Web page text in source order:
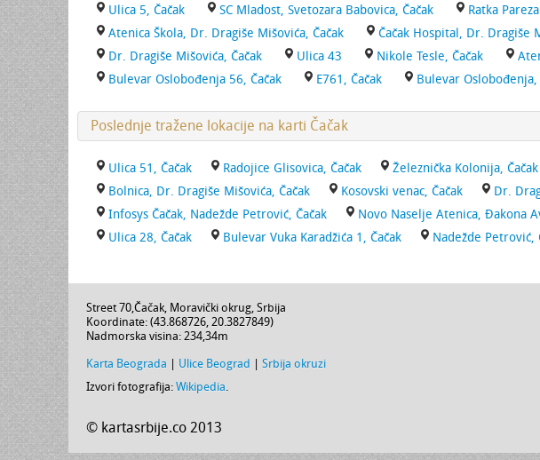
Ulica 5, Čačak
SC Mladost, Svetozara Babovica, Čačak Ratka
Atenica Škola, Dr. Dragiše Mišovića, Čačak
Čačak Hospital, Dr. Dragiše
Dr. Dragiše Mišovića, Čačak
Ulica 43 Nikole Tesle, Čačak
Bulevar Oslobođenja 56, Čačak
E761, Čačak Bulevar Oslobođenja,
Poslednje tražene lokacije na karti Čačak
Ulica 51, Čačak Radojice Glisovica, Čačak Železnička Kolonija, Čačak
Bolnica, Dr. Dragiše Mišovića, Čačak
Kosovski venac, Čačak Dr.
Infosys Čačak, Nadežde Petrović, Čačak
Novo Naselje Atenica, Đakona
Ulica 28, Čačak
Bulevar Vuka Karadžića 1, Čačak Nadežde Petrović,
Street 70,Čačak, Moravički okrug, Srbija
Koordinate: (43.868726, 20.3827849)
Nadmorska visina: 234,34m
Karta Beograda Ulice Beograd
Srbija okruzi
Izvori fotografija: Wikipedia.
© kartasrbije.co 2013